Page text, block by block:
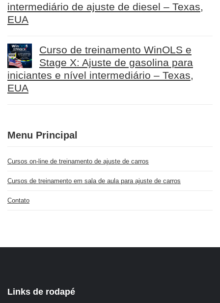
intermediário de ajuste de diesel – Texas,
EUA
Curso de treinamento WinOLS e
Stage X: Ajuste de gasolina para
iniciantes e nível intermediário – Texas,
EUA
Menu Principal
Cursos on-line de treinamento de ajuste de carros
Cursos de treinamento em sala de aula para ajuste de carros
Contato
Links de rodapé